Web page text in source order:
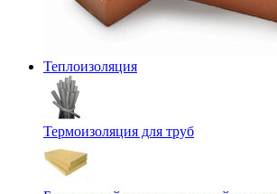
Теплоизоляция
Термоизоляция для труб